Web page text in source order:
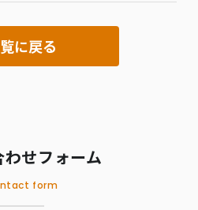
に戻る
せフォーム
form